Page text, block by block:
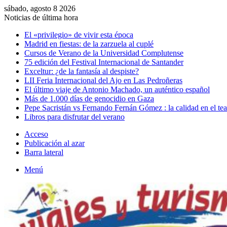
sábado, agosto 8 2026
Noticias de última hora
El «privilegio» de vivir esta época
Madrid en fiestas: de la zarzuela al cuplé
Cursos de Verano de la Universidad Complutense
75 edición del Festival Internacional de Santander
Exceltur: ¿de la fantasía al despiste?
LII Feria Internacional del Ajo en Las Pedroñeras
El último viaje de Antonio Machado, un auténtico español
Más de 1.000 días de genocidio en Gaza
Pepe Sacristán vs Fernando Fernán Gómez : la calidad en el
Libros para disfrutar del verano
Acceso
Publicación al azar
Barra lateral
Menú